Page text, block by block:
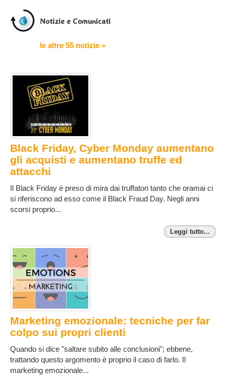
Notizie e Comunicati
le altre 55 notizie »
Black Friday, Cyber ​​Monday aumentano
gli acquisti e aumentano truffe ed
attacchi
Il Black Friday è preso di mira dai truffatori tanto che oramai ci
si riferiscono ad esso come il Black Fraud Day. Negli anni
scorsi proprio...
Leggi tutto...
Marketing emozionale: tecniche per far
colpo sui propri clienti
Quando si dice "saltare subito alle conclusioni"; ebbene,
trattando questo argomento è proprio il caso di farlo. Il
marketing emozionale...